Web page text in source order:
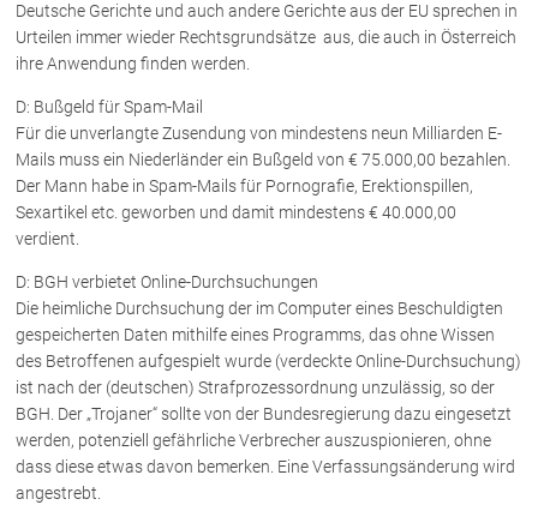
Checkliste: GmbH-Gründung
Checkliste: Gewerbeanm. durch jur.
Person
Kontakt
Deutsche Gerichte und auch andere Gerichte aus der EU sprechen in
Urteilen immer wieder Rechtsgrundsätze aus, die auch in Österreich
ihre Anwendung finden werden.
D: Bußgeld für Spam-Mail
Für die unverlangte Zusendung von mindestens neun Milliarden E-
Mails muss ein Niederländer ein Bußgeld von € 75.000,00 bezahlen.
Der Mann habe in Spam-Mails für Pornografie, Erektionspillen,
Sexartikel etc. geworben und damit mindestens € 40.000,00
verdient.
D: BGH verbietet Online-Durchsuchungen
Die heimliche Durchsuchung der im Computer eines Beschuldigten
gespeicherten Daten mithilfe eines Programms, das ohne Wissen
des Betroffenen aufgespielt wurde (verdeckte Online-Durchsuchung)
ist nach der (deutschen) Strafprozessordnung unzulässig, so der
BGH. Der „Trojaner“ sollte von der Bundesregierung dazu eingesetzt
werden, potenziell gefährliche Verbrecher auszuspionieren, ohne
dass diese etwas davon bemerken. Eine Verfassungsänderung wird
angestrebt.